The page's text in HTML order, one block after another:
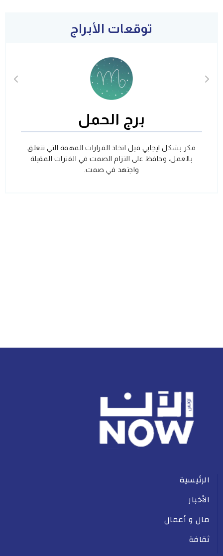
توقعات الأبراج
برج الحمل
فكر بشكل ايجابي قبل اتخاذ القرارات المهمة التي تتعلق
بالعمل، وحافظ على التزام الصمت في الفترات المقبلة
واجتهد في صمت.
الرئيسية
الأخبار
مال و أعمال
ثقافة